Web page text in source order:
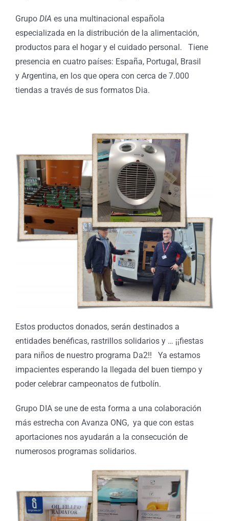
Grupo DIA es una multinacional española
especializada en la distribución de la alimentación,
productos para el hogar y el cuidado personal. Tiene
presencia en cuatro países: España, Portugal, Brasil
y Argentina, en los que opera con cerca de 7.000
tiendas a través de sus formatos Dia.
Estos productos donados, serán destinados a
entidades benéficas, rastrillos solidarios y … ¡¡fiestas
para niños de nuestro programa Da2!! Ya estamos
impacientes esperando la llegada del buen tiempo y
poder celebrar campeonatos de futbolín.
Grupo DIA se une de esta forma a una colaboración
más estrecha con Avanza ONG, ya que con estas
aportaciones nos ayudarán a la consecución de
numerosos programas solidarios.